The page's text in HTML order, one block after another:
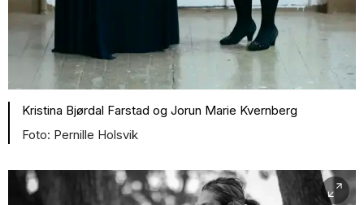
Kristina Bjørdal Farstad og Jorun Marie Kvernberg
Pernille Holsvik